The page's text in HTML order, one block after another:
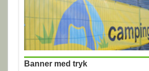
Banner med tryk